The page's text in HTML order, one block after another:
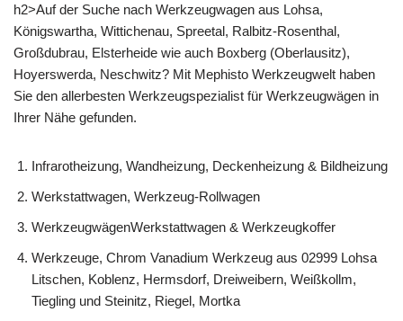
h2>Auf der Suche nach Werkzeugwagen aus Lohsa,
Königswartha, Wittichenau, Spreetal, Ralbitz-Rosenthal,
Großdubrau, Elsterheide wie auch Boxberg (Oberlausitz),
Hoyerswerda, Neschwitz? Mit Mephisto Werkzeugwelt haben
Sie den allerbesten Werkzeugspezialist für Werkzeugwägen in
Ihrer Nähe gefunden.
Infrarotheizung, Wandheizung, Deckenheizung & Bildheizung
Werkstattwagen, Werkzeug-Rollwagen
WerkzeugwägenWerkstattwagen & Werkzeugkoffer
Werkzeuge, Chrom Vanadium Werkzeug aus 02999 Lohsa
Litschen, Koblenz, Hermsdorf, Dreiweibern, Weißkollm,
Tiegling und Steinitz, Riegel, Mortka